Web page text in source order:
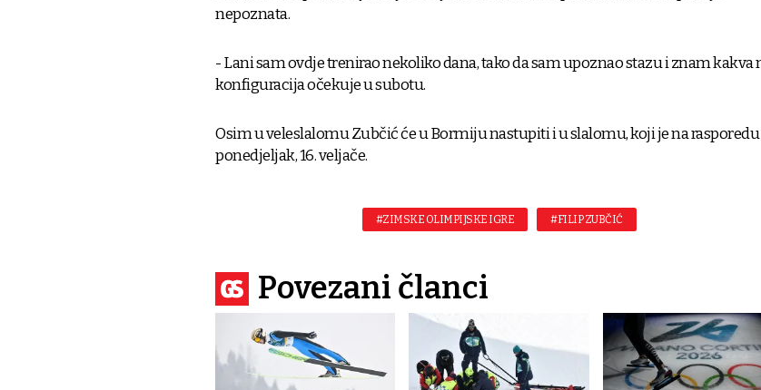
nepoznata.
- Lani sam ovdje trenirao nekoliko dana, tako da sam upoznao stazu i znam kakva
konfiguracija očekuje u subotu.
Osim u veleslalomu Zubčić će u Bormiju nastupiti i u slalomu, koji je na
ponedjeljak, 16. veljače.
#ZIMSKE OLIMPIJSKE IGRE #FILIP ZUBČIĆ
Povezani članci